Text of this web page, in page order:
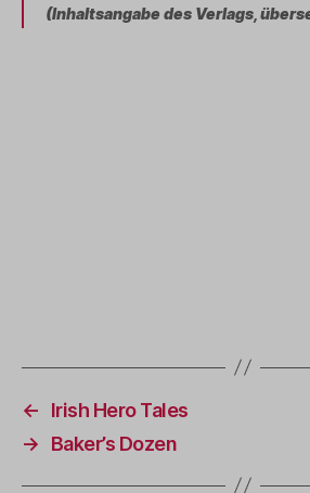
(Inhaltsangabe des Verlags,
←
Irish Hero Tales
→
Baker’s Dozen